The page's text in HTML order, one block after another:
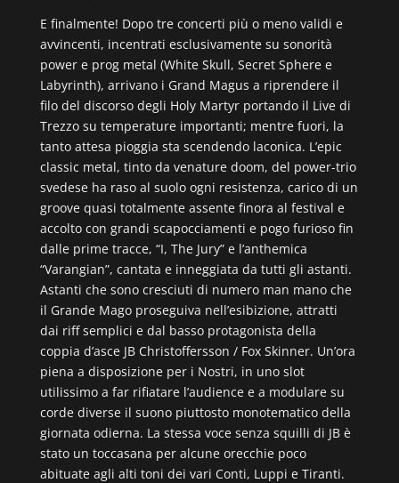
E finalmente! Dopo tre concerti più o meno validi e
avvincenti, incentrati esclusivamente su sonorità
power e prog metal (White Skull, Secret Sphere e
Labyrinth), arrivano i Grand Magus a riprendere il
filo del discorso degli Holy Martyr portando il Live di
Trezzo su temperature importanti; mentre fuori, la
tanto attesa pioggia sta scendendo laconica. L’epic
classic metal, tinto da venature doom, del power-trio
svedese ha raso al suolo ogni resistenza, carico di un
groove quasi totalmente assente finora al festival e
accolto con grandi scapocciamenti e pogo furioso fin
dalle prime tracce, “I, The Jury” e l’anthemica
“Varangian”, cantata e inneggiata da tutti gli astanti.
Astanti che sono cresciuti di numero man mano che
il Grande Mago proseguiva nell’esibizione, attratti
dai riff semplici e dal basso protagonista della
coppia d’asce JB Christoffersson / Fox Skinner. Un’ora
piena a disposizione per i Nostri, in uno slot
utilissimo a far rifiatare l’audience e a modulare su
corde diverse il suono piuttosto monotematico della
giornata odierna. La stessa voce senza squilli di JB è
stato un toccasana per alcune orecchie poco
abituate agli alti toni dei vari Conti, Luppi e Tiranti.